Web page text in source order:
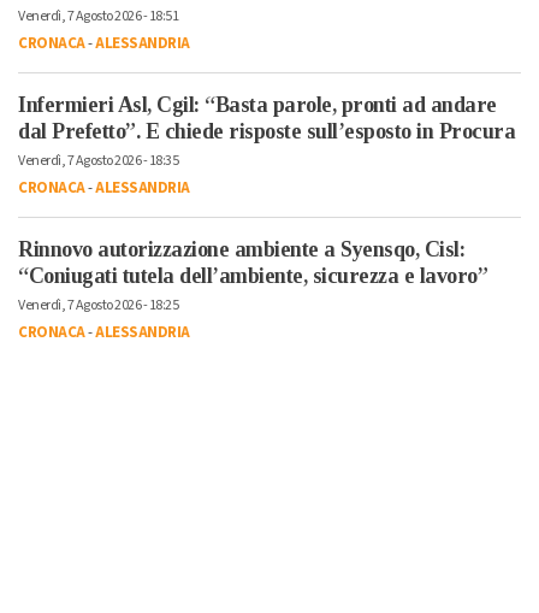
Venerdì, 7 Agosto 2026 - 18:51
CRONACA-ALESSANDRIA
Infermieri Asl, Cgil: “Basta parole, pronti ad andare
dal Prefetto”. E chiede risposte sull’esposto in Procura
Venerdì, 7 Agosto 2026 - 18:35
CRONACA-ALESSANDRIA
Rinnovo autorizzazione ambiente a Syensqo, Cisl:
“Coniugati tutela dell’ambiente, sicurezza e lavoro”
Venerdì, 7 Agosto 2026 - 18:25
CRONACA-ALESSANDRIA